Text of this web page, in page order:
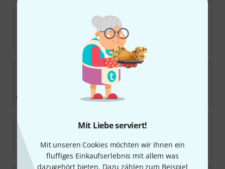
Mit Liebe serviert!
Mit unseren Cookies möchten wir Ihnen ein
fluffiges Einkaufserlebnis mit allem was
dazugehört bieten. Dazu zählen zum Beispiel
HT 385.RM Black
Sofort lieferbar
SK 4602.RM
Sofort lieferbar
€
IT 266.RM Orange
41
49€